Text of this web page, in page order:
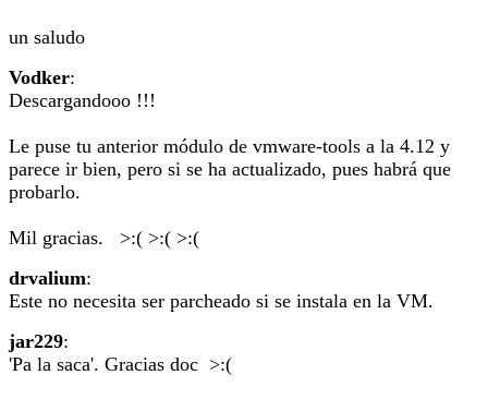
un saludo
Vodker:
Descargandooo !!!
Le puse tu anterior módulo de vmware-tools a la 4.12 y
parece ir bien, pero si se ha actualizado, pues habrá que
probarlo.
Mil gracias. >:( >:( >:(
drvalium:
Este no necesita ser parcheado si se instala en la VM.
jar229:
'Pa la saca'. Gracias doc >:(